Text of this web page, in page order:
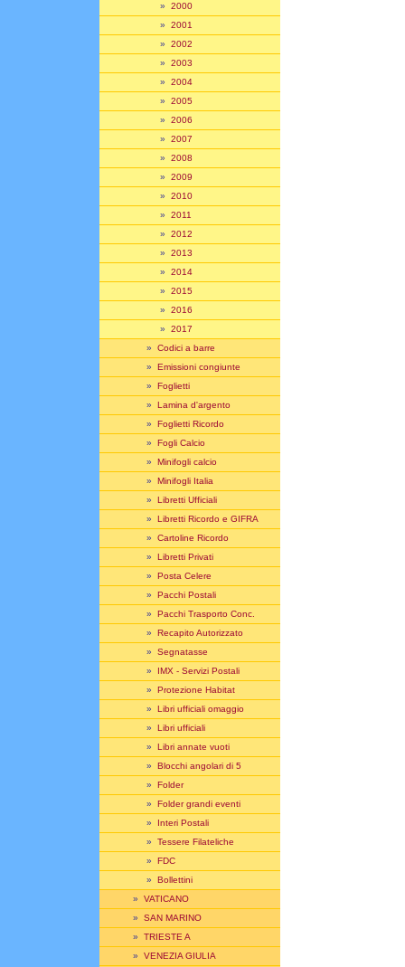
» 2000
» 2001
» 2002
» 2003
» 2004
» 2005
» 2006
» 2007
» 2008
» 2009
» 2010
» 2011
» 2012
» 2013
» 2014
» 2015
» 2016
» 2017
» Codici a barre
» Emissioni congiunte
» Foglietti
» Lamina d'argento
» Foglietti Ricordo
» Fogli Calcio
» Minifogli calcio
» Minifogli Italia
» Libretti Ufficiali
» Libretti Ricordo e GIFRA
» Cartoline Ricordo
» Libretti Privati
» Posta Celere
» Pacchi Postali
» Pacchi Trasporto Conc.
» Recapito Autorizzato
» Segnatasse
» IMX - Servizi Postali
» Protezione Habitat
» Libri ufficiali omaggio
» Libri ufficiali
» Libri annate vuoti
» Blocchi angolari di 5
» Folder
» Folder grandi eventi
» Interi Postali
» Tessere Filateliche
» FDC
» Bollettini
» VATICANO
» SAN MARINO
» TRIESTE A
» VENEZIA GIULIA